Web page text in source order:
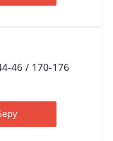
46 / 170-176